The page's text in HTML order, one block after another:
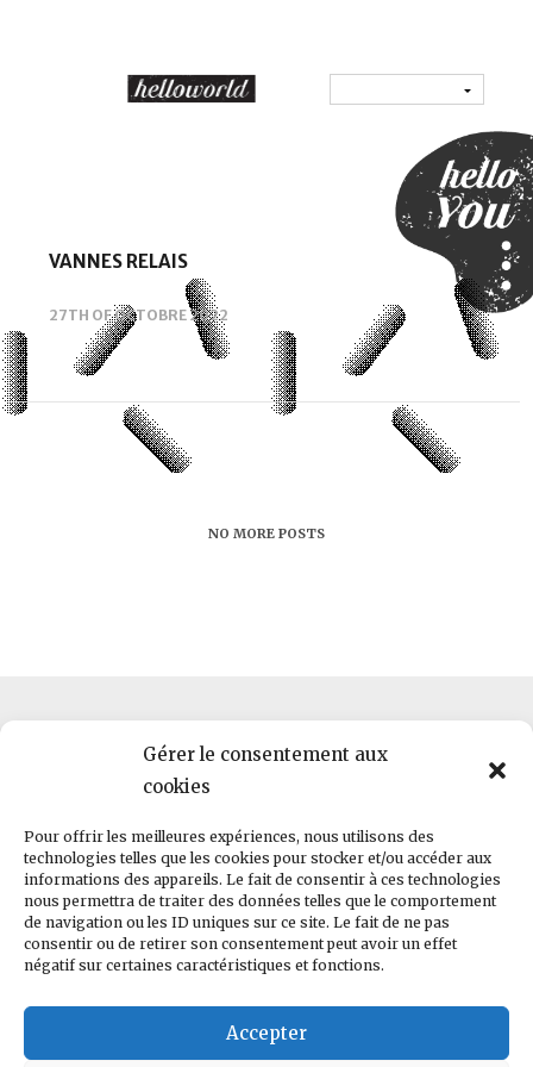
Gérer le consentement aux
cookies
Pour offrir les meilleures expériences, nous utilisons des
technologies telles que les cookies pour stocker et/ou accéder aux
informations des appareils. Le fait de consentir à ces technologies
nous permettra de traiter des données telles que le comportement
de navigation ou les ID uniques sur ce site. Le fait de ne pas
consentir ou de retirer son consentement peut avoir un effet
négatif sur certaines caractéristiques et fonctions.
Accepter
VANNES RELAIS
27TH OF OCTOBRE 2022
NO MORE POSTS
HWLab · 2, rue Pierre et Marie Curie · F-56000 · Vannes ·
hello@helloworld.bzh
RCS 823 269 774 | TVA FR87823269774
Copyright © 2022 Helloworld. Tous droits réservés